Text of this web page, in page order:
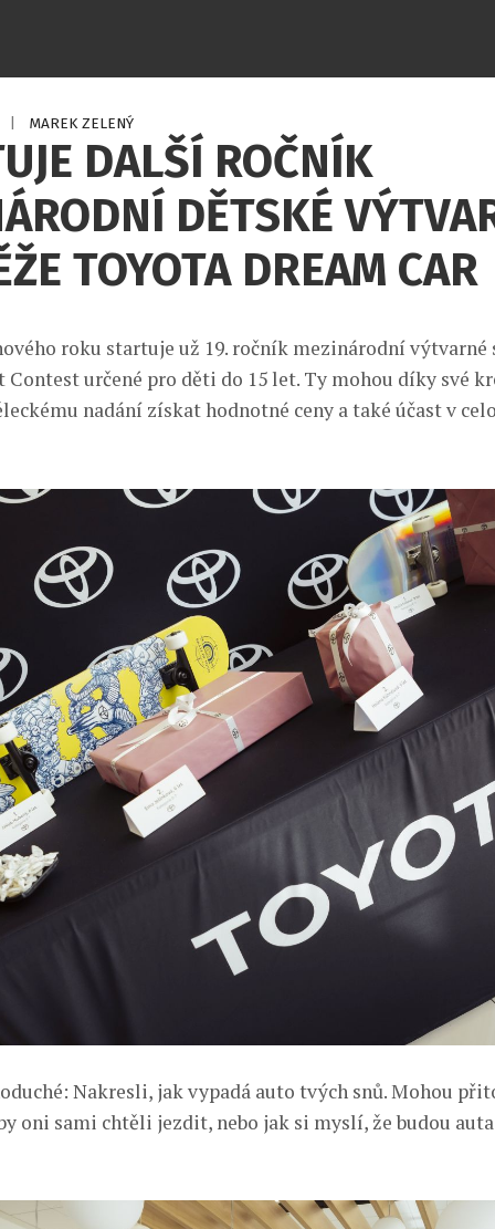
MAREK ZELENÝ
DALŠÍ ROČNÍK
DĚTSKÉ
TOYOTA DREAM CAR
roku startuje už 19. ročník mezinárodní výtvarné
Contest určené pro děti do 15 let. Ty mohou díky své
nadání získat hodnotné ceny a také účast v
Nakresli, jak vypadá auto tvých snů. Mohou
oni sami chtěli jezdit, nebo jak si myslí, že budou